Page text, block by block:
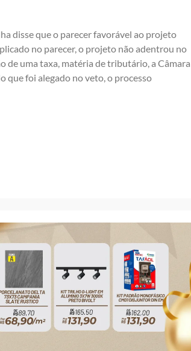
disse que o parecer favorável ao projeto
no parecer, o projeto não adentrou no
de uma taxa, matéria de tributário, a Câmara
que foi alegado no veto, o processo